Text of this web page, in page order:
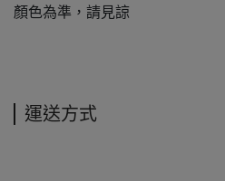
顏色為準，請見諒
運送方式